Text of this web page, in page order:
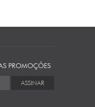
PROMOÇÕES
ASSINAR